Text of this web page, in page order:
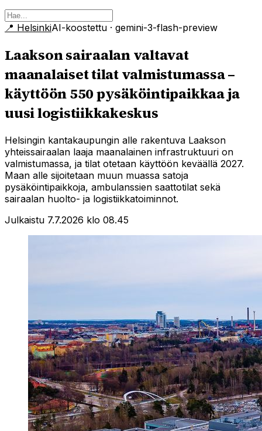
📍 HelsinkiAI-koostettu · gemini-3-flash-preview
Laakson sairaalan valtavat
maanalaiset tilat valmistumassa –
käyttöön 550 pysäköintipaikkaa ja
uusi logistiikkakeskus
Helsingin kantakaupungin alle rakentuva Laakson
yhteissairaalan laaja maanalainen infrastruktuuri on
valmistumassa, ja tilat otetaan käyttöön keväällä 2027.
Maan alle sijoitetaan muun muassa satoja
pysäköintipaikkoja, ambulanssien saattotilat sekä
sairaalan huolto- ja logistiikkatoiminnot.
Julkaistu 7.7.2026 klo 08.45